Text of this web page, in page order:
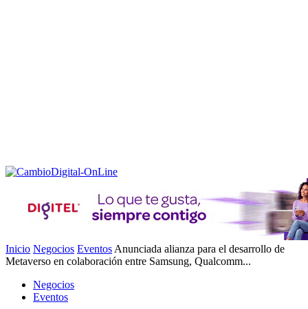
Inicio Negocios Eventos Anunciada alianza para el desarrollo de
Metaverso en colaboración entre Samsung, Qualcomm...
Negocios
Eventos